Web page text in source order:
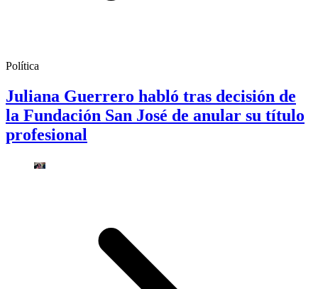
Política
Juliana Guerrero habló tras decisión de
la Fundación San José de anular su título
profesional